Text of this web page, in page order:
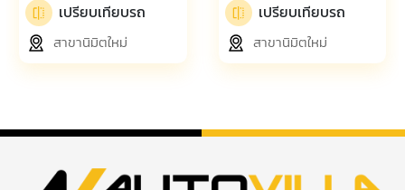
เปรียบเทียบรถ
สาขานิมิตใหม่
เปรียบเทียบรถ
สาขานิมิตใหม่